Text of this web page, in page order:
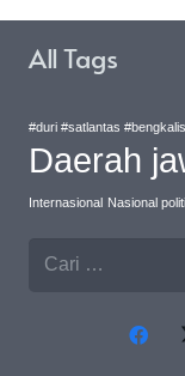
All Tags
#duri #satlantas #bengkalis
Daerah
Internasional Nasional
Cari